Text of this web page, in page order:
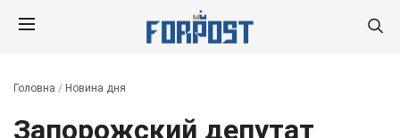
Головна / Новина дня
Запорожский депутат